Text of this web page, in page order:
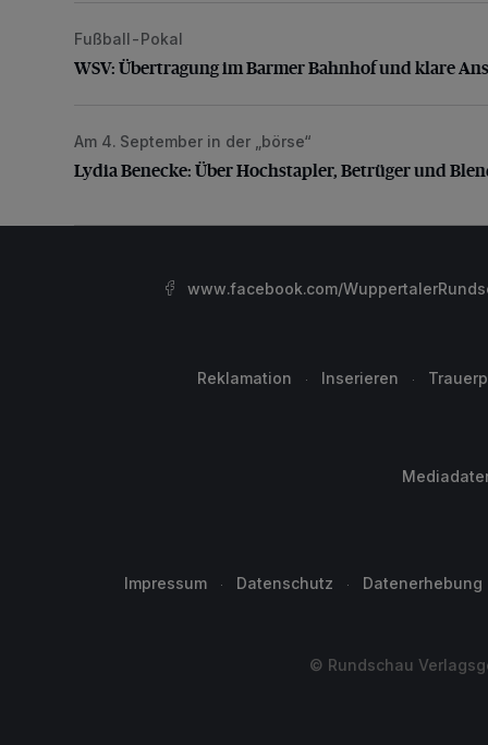
WSV: Übertragung im Barmer Bahnhof und klare
Fußball-Pokal
WSV: Übertragung im Barmer Bahnhof und klare
Lydia Benecke: Über Hochstapler, Betrüger und
Am 4. September in der „börse“
Lydia Benecke: Über Hochstapler, Betrüger und
www.facebook.com/
Reklamation Inserieren
Impressum Datenschutz Datenerhebung
© Rundschau